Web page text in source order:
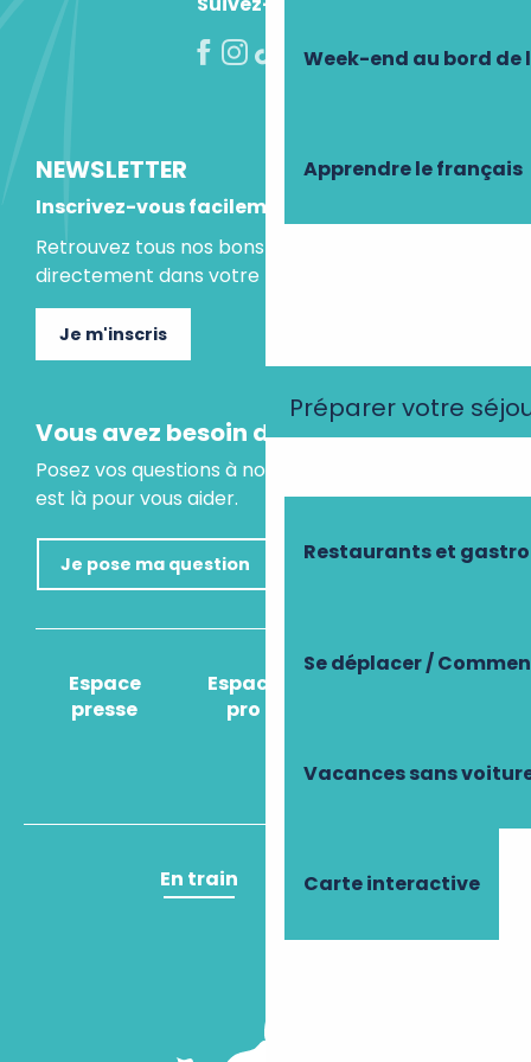
Week-end au bord de
Apprendre le français
Préparer votre
Restaurants et
Se déplacer /
Vacances sans
Carte interactive
NEWSLETTER
Inscrivez-vous facilement
Retrouvez tous nos bons plans et idées séjours
directement dans votre boite mail.
Je m'inscris
Vous avez besoin d'un conseil ?
Posez vos questions à notre assistant virtuel, il
est là pour vous aider.
Je pose ma question
Espace
presse
Espace
pro
Comment venir
En train En avion